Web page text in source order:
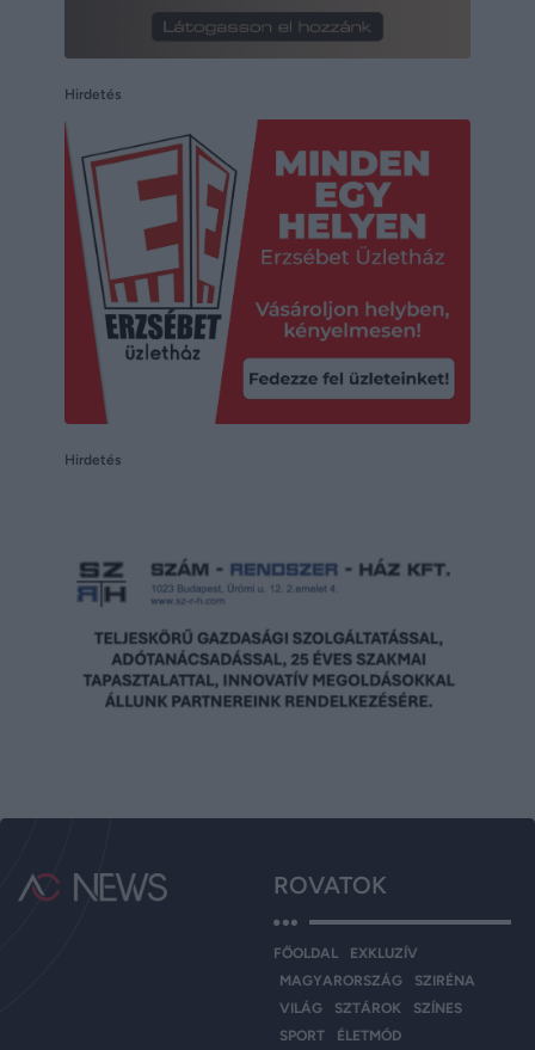
Hirdetés
Hirdetés
ROVATOK
FŐOLDAL
EXKLUZÍV
MAGYARORSZÁG
SZIRÉNA
VILÁG
SZTÁROK
SZÍNES
SPORT
ÉLETMÓD